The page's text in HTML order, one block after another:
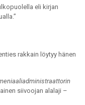
eli kirjan
rakkain löytyy hänen
siivoojan alalaji –